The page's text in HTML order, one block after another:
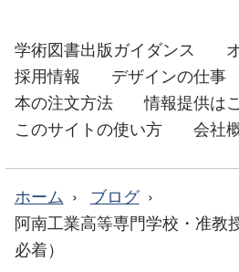
学術図書出版ガイダンス
採用情報
デザインの仕事
本の注文方法
情報提供は
このサイトの使い方
会社
ホーム
ブログ
阿南工業高等専門学校・准教
必着）